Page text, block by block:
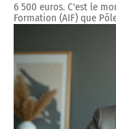
6 500 euros. C'est le
Formation (AIF) que